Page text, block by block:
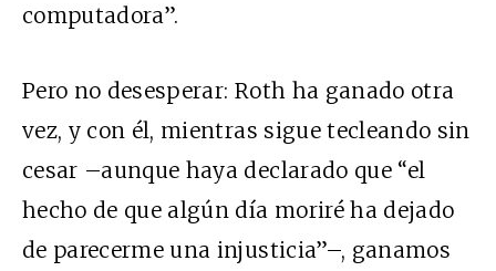
computadora”.
Pero no desesperar: Roth ha ganado otra
vez, y con él, mientras sigue tecleando sin
cesar –aunque haya declarado que “el
hecho de que algún día moriré ha dejado
de parecerme una injusticia”–, ganamos